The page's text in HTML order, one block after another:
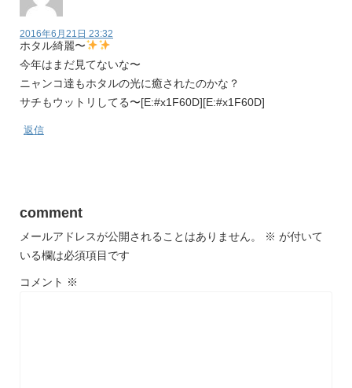
2016年6月21日 23:32
ホタル綺麗〜
今年はまだ見てないな〜
ニャンコ達もホタルの光に癒されたのかな？
サチもウットリしてる〜[E:#x1F60D][E:#x1F60D]
返信
comment
メールアドレスが公開されることはありません。 ※ が付いて
いる欄は必須項目です
コメント ※